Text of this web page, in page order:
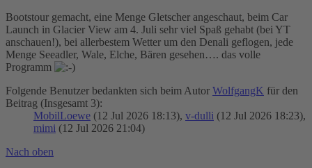
Bootstour gemacht, eine Menge Gletscher angeschaut, beim Car
Launch in Glacier View am 4. Juli sehr viel Spaß gehabt (bei YT
anschauen!), bei allerbestem Wetter um den Denali geflogen, jede
Menge Seeadler, Wale, Elche, Bären gesehen…. das volle
Programm
Folgende Benutzer bedankten sich beim Autor WolfgangK für den
Beitrag (Insgesamt 3):
MobilLoewe (12 Jul 2026 18:13), v-dulli (12 Jul 2026 18:23),
mimi (12 Jul 2026 21:04)
Nach oben